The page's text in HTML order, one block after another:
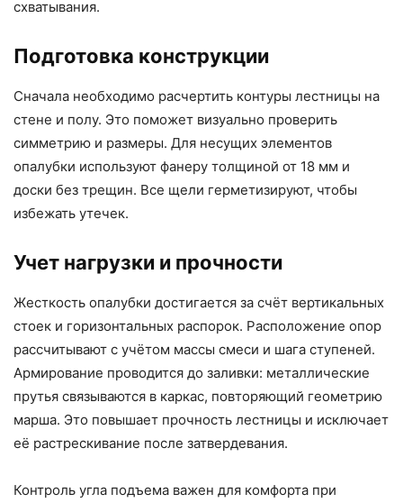
схватывания.
Подготовка конструкции
Сначала необходимо расчертить контуры лестницы на
стене и полу. Это поможет визуально проверить
симметрию и размеры. Для несущих элементов
опалубки используют фанеру толщиной от 18 мм и
доски без трещин. Все щели герметизируют, чтобы
избежать утечек.
Учет нагрузки и прочности
Жесткость опалубки достигается за счёт вертикальных
стоек и горизонтальных распорок. Расположение опор
рассчитывают с учётом массы смеси и шага ступеней.
Армирование проводится до заливки: металлические
прутья связываются в каркас, повторяющий геометрию
марша. Это повышает прочность лестницы и исключает
её растрескивание после затвердевания.
Контроль угла подъема важен для комфорта при